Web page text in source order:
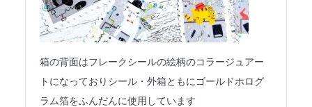
箱の背面はフレークシールの絵柄のコラージュアー
トになっておりシール・外箱ともにゴールドホログ
ラム箔をふんだんに使用しています